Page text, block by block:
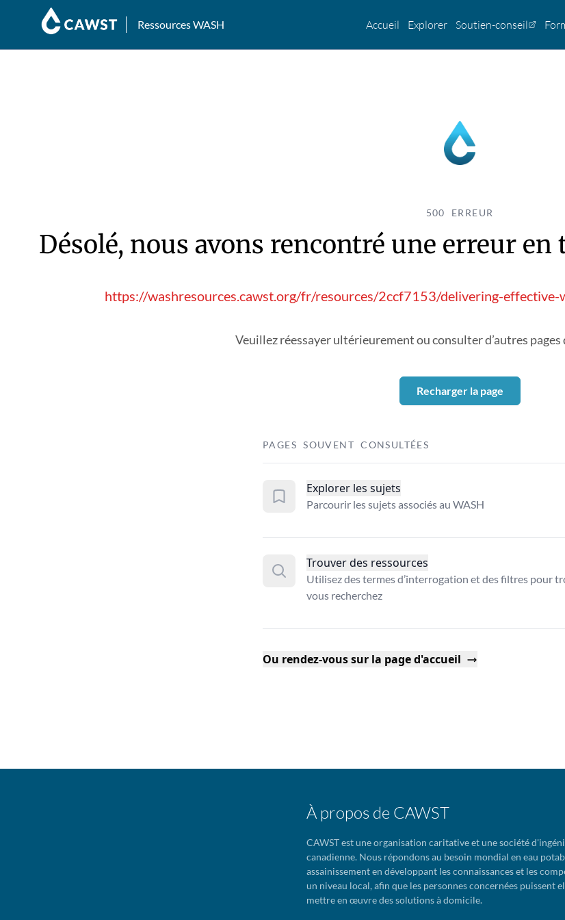
Ressources WASH Accueil Explorer Soutien-conseil
500 ERREUR
Désolé, nous avons rencontré une erreur en
https://washresources.cawst.org/fr/resources/2ccf7153/delivering-
Veuillez réessayer ultérieurement ou consulter d’autres
Recharger la page
PAGES SOUVENT CONSULTÉES
Explorer les sujets
Parcourir les sujets associés au WASH
Trouver des ressources
Utilisez des termes d’interrogation et des filtres pour
vous recherchez
Ou rendez-vous sur la page d'accueil
À propos de CAWST
CAWST est une organisation caritative et une société
canadienne. Nous répondons au besoin mondial en eau
assainissement en développant les connaissances et les
un niveau local, afin que les personnes concernées puissent
mettre en œuvre des solutions à domicile.